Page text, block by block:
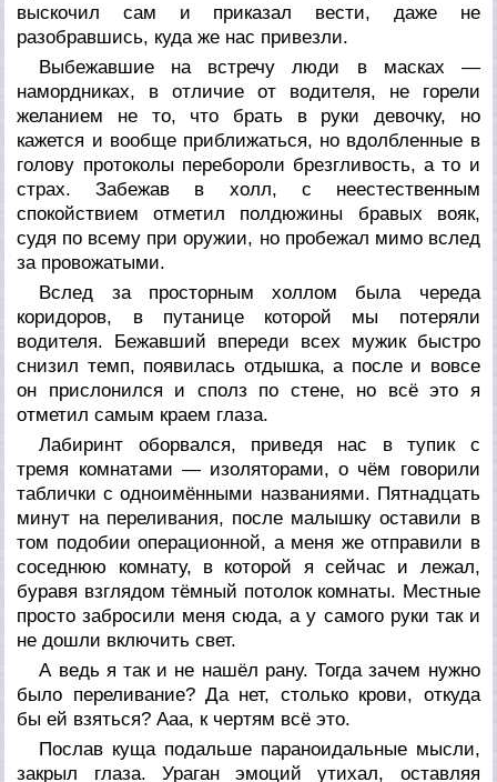
выскочил сам и приказал вести, даже не
разобравшись, куда же нас привезли.
Выбежавшие на встречу люди в масках —
намордниках, в отличие от водителя, не горели
желанием не то, что брать в руки девочку, но
кажется и вообще приближаться, но вдолбленные в
голову протоколы перебороли брезгливость, а то и
страх. Забежав в холл, с неестественным
спокойствием отметил полдюжины бравых вояк,
судя по всему при оружии, но пробежал мимо вслед
за провожатыми.
Вслед за просторным холлом была череда
коридоров, в путанице которой мы потеряли
водителя. Бежавший впереди всех мужик быстро
снизил темп, появилась отдышка, а после и вовсе
он прислонился и сполз по стене, но всё это я
отметил самым краем глаза.
Лабиринт оборвался, приведя нас в тупик с
тремя комнатами — изоляторами, о чём говорили
таблички с одноимёнными названиями. Пятнадцать
минут на переливания, после малышку оставили в
том подобии операционной, а меня же отправили в
соседнюю комнату, в которой я сейчас и лежал,
буравя взглядом тёмный потолок комнаты. Местные
просто забросили меня сюда, а у самого руки так и
не дошли включить свет.
А ведь я так и не нашёл рану. Тогда зачем нужно
было переливание? Да нет, столько крови, откуда
бы ей взяться? Ааа, к чертям всё это.
Послав куща подальше параноидальные мысли,
закрыл глаза. Ураган эмоций утихал, оставляя